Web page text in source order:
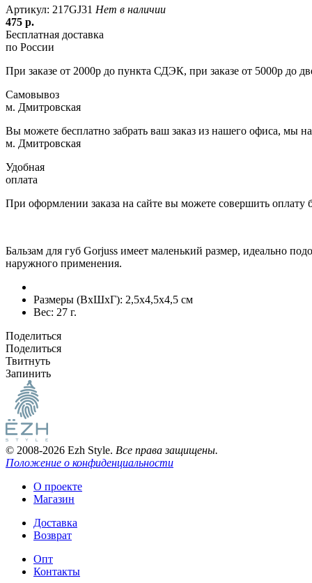
Артикул: 217GJ31 Нет в наличии
475 р.
Бесплатная доставка
по России
При заказе от 2000р до пункта СДЭК, при заказе от 5000р до
Самовывоз
м. Дмитровская
Вы можете бесплатно забрать ваш заказ из нашего офиса, мы
м. Дмитровская
Удобная
оплата
При оформлении заказа на сайте вы можете совершить
Бальзам для губ Gorjuss имеет маленький размер, идеально
наружного применения.
Размеры (ВxШxГ): 2,5x4,5x4,5 см
Вес: 27 г.
Поделиться
Поделиться
Твитнуть
Запинить
© 2008-2026 Ezh Style. Все права защищены.
Положение о конфиденциальности
О проекте
Магазин
Доставка
Возврат
Опт
Контакты